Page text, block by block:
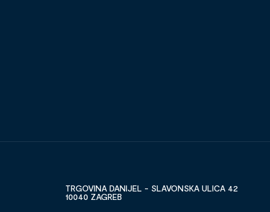
TRGOVINA DANIJEL - SLAVONSKA ULICA 42
10040 ZAGREB